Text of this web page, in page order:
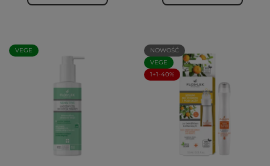
VEGE
NOWOŚĆ
VEGE
1+1-40%